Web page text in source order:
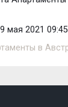
мая 2021 09:45
в